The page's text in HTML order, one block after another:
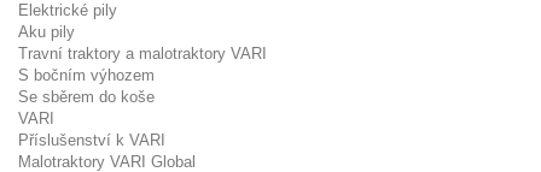
Elektrické pily
Aku pily
Travní traktory a malotraktory VARI
S bočním výhozem
Se sběrem do koše
VARI
Příslušenství k VARI
Malotraktory VARI Global